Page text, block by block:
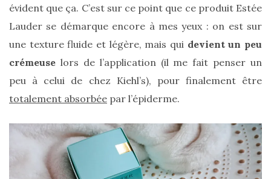
plus
marques
de
sacs
vegan
:
alternatives
responsables
au
11/04/2026
évident que ça. C’est sur ce point que ce produit Estée
Lauder se démarque encore à mes yeux : on est sur
une texture fluide et légère, mais qui devient un peu
crémeuse lors de l’application (il me fait penser un
peu à celui de chez Kiehl’s), pour finalement être
totalement absorbée par l’épiderme.